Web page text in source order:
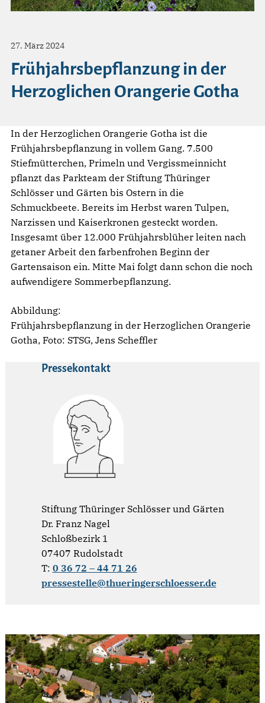
27. März 2024
Frühjahrsbepflanzung in der
Herzoglichen Orangerie Gotha
In der Herzoglichen Orangerie Gotha ist die
Frühjahrsbepflanzung in vollem Gang. 7.500
Stiefmütterchen, Primeln und Vergissmeinnicht
pflanzt das Parkteam der Stiftung Thüringer
Schlösser und Gärten bis Ostern in die
Schmuckbeete. Bereits im Herbst waren Tulpen,
Narzissen und Kaiserkronen gesteckt worden.
Insgesamt über 12.000 Frühjahrsblüher leiten nach
getaner Arbeit den farbenfrohen Beginn der
Gartensaison ein. Mitte Mai folgt dann schon die noch
aufwendigere Sommerbepflanzung.
Abbildung:
Frühjahrsbepflanzung in der Herzoglichen Orangerie
Gotha, Foto: STSG, Jens Scheffler
Pressekontakt
Stiftung Thüringer Schlösser und Gärten
Dr. Franz Nagel
Schloßbezirk 1
07407 Rudolstadt
T: 0 36 72 – 44 71 26
pressestelle@thueringerschloesser.de